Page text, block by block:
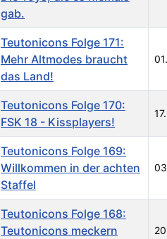
gab.
Teutonicons Folge 171:
Mehr Altmodes braucht
das Land!
Teutonicons Folge 170:
FSK 18 - Kissplayers!
Teutonicons Folge 169:
Willkommen in der achten
Staffel
Teutonicons Folge 168:
Teutonicons meckern